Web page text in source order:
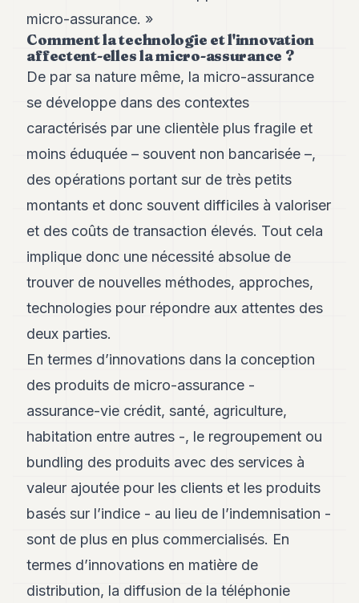
Andy
5
Andy
3
TECH
FINANCE
DE
VIVRE
ARTS
ASSURANCE
IMMOBILIER
PRIVATE
SPORT
JURIDIQUE
ENTREPRISES
CONTACT
micro-assurance. »
Comment la technologie et l'innovation
affectent-elles la micro-assurance ?
De par sa nature même, la micro-assurance
se développe dans des contextes
caractérisés par une clientèle plus fragile et
moins éduquée – souvent non bancarisée –,
des opérations portant sur de très petits
montants et donc souvent difficiles à valoriser
et des coûts de transaction élevés. Tout cela
implique donc une nécessité absolue de
trouver de nouvelles méthodes, approches,
technologies pour répondre aux attentes des
deux parties.
En termes d’innovations dans la conception
des produits de micro-assurance -
assurance-vie crédit, santé, agriculture,
habitation entre autres -, le regroupement ou
bundling des produits avec des services à
valeur ajoutée pour les clients et les produits
basés sur l’indice - au lieu de l’indemnisation -
sont de plus en plus commercialisés. En
termes d’innovations en matière de
distribution, la diffusion de la téléphonie